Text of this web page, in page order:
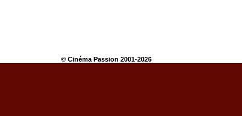
© Cinéma Passion 2001-2026